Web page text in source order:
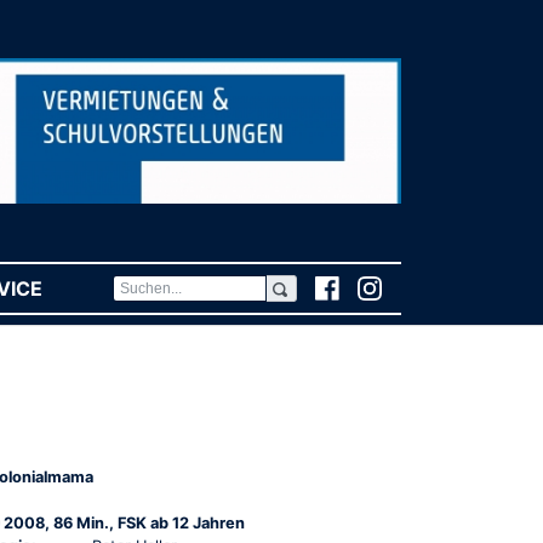
(CURRENT)
2008, 86 Min., FSK ab 12 Jahren